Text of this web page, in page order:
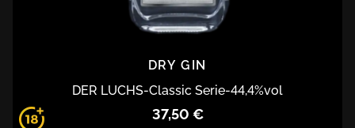
DRY GIN
DER LUCHS-Classic Serie-44,4%vol
37,50 €